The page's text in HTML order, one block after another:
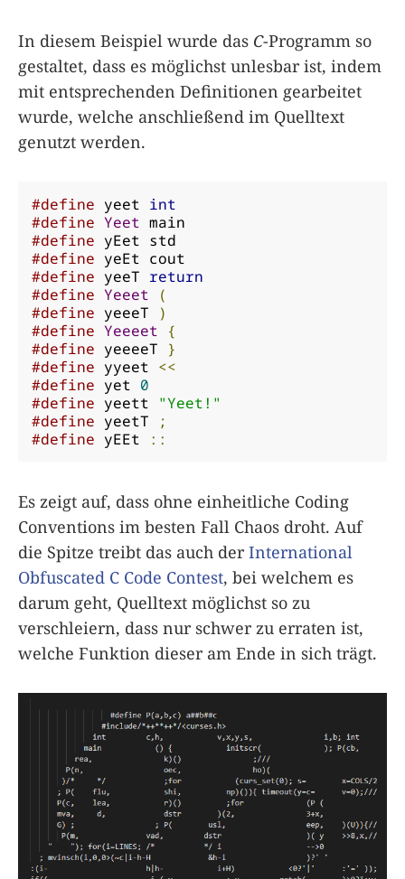
In diesem Beispiel wurde das C-Programm so
gestaltet, dass es möglichst unlesbar ist, indem
mit entsprechenden Definitionen gearbeitet
wurde, welche anschließend im Quelltext
genutzt werden.
#define yeet int
#define Yeet
#define
#define
#define yeeT return
#define Yeeet
(
#define yeeeT
)
#define Yeeeet {
#define yeeeeT }
#define yyeet <<
#define yet 0
#define yeett "Yeet!"
#define yeetT
;
#define yEEt ::
Es zeigt auf, dass ohne einheitliche Coding
Conventions im besten Fall Chaos droht. Auf
die Spitze treibt das auch derInternational
Obfuscated C Code Contest, bei welchem es
darum geht, Quelltext möglichst so zu
verschleiern, dass nur schwer zu erraten ist,
welche Funktion dieser am Ende in sich trägt.